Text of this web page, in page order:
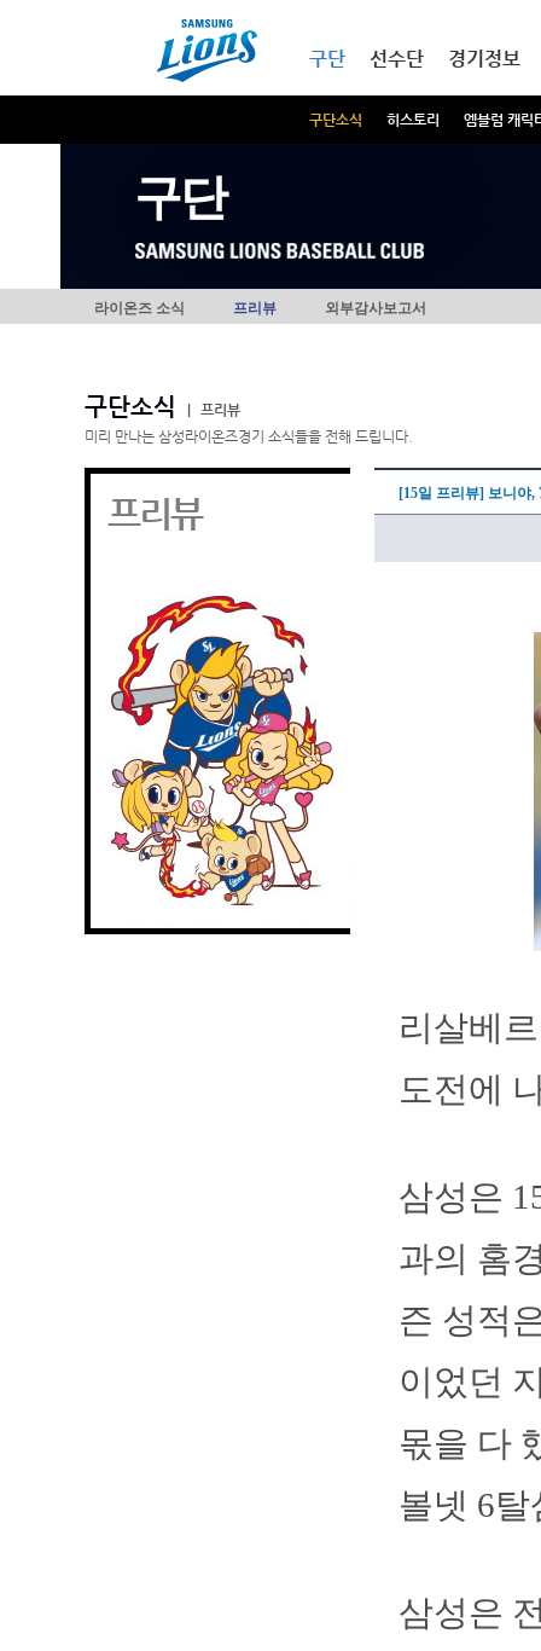
구단
구단소식 히스토리 엠블럼 캐릭
선수단 경기정보
구단
라이온즈 소식 프리뷰 외부감사보고서
구단소식
프리뷰
미리 만나는 삼성라이온즈경기 소식들을 전해 드립니다.
프리뷰 [15일 프리뷰] 보니야
리살베
도전에
삼성은
과의 홈
즌 성적
이었던
몫을 다
볼넷 6
삼성은